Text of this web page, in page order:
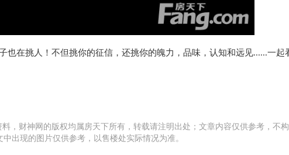
也在挑人！不但挑你的征信，还挑你的魄力，品味，认知和远见......一起
，财神网的版权均属房天下所有，转载请注明出处；文章内容仅供参考，不
出现的图片仅供参考，以售楼处实际情况为准。